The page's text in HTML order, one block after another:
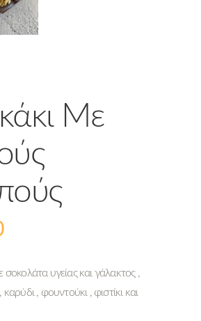
Με
σοκολάτα υγείας και γάλακτος ,
, φουντούκι , φιστίκι και